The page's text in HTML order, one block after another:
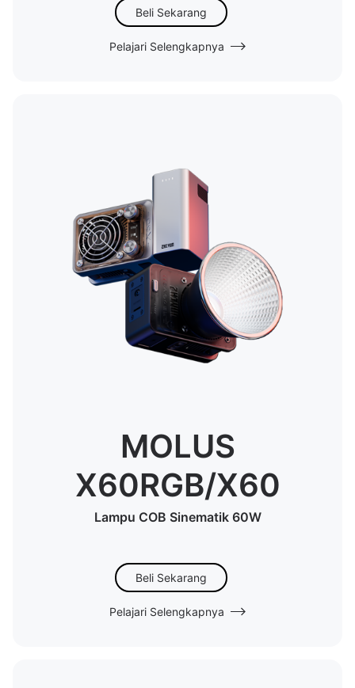
Beli Sekarang
Pelajari Selengkapnya
MOLUS
X60RGB/X60
Lampu COB Sinematik 60W
Beli Sekarang
Pelajari Selengkapnya